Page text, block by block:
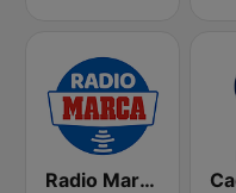
Radio Marca Nacional